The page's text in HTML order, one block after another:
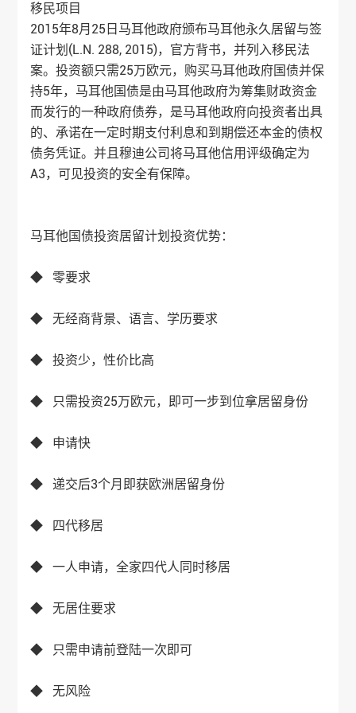
移民项目
2015年8月25日马耳他政府颁布马耳他永久居留与签
证计划(L.N. 288, 2015)，官方背书，并列入移民法
案。投资额只需25万欧元，购买马耳他政府国债并保
持5年，马耳他国债是由马耳他政府为筹集财政资金
而发行的一种政府债券，是马耳他政府向投资者出具
的、承诺在一定时期支付利息和到期偿还本金的债权
债务凭证。并且穆迪公司将马耳他信用评级确定为
A3，可见投资的安全有保障。
马耳他国债投资居留计划投资优势：
◆ 零要求
◆ 无经商背景、语言、学历要求
◆ 投资少，性价比高
◆ 只需投资25万欧元，即可一步到位拿居留身份
◆ 申请快
◆ 递交后3个月即获欧洲居留身份
◆ 四代移居
◆ 一人申请，全家四代人同时移居
◆ 无居住要求
◆ 只需申请前登陆一次即可
◆ 无风险